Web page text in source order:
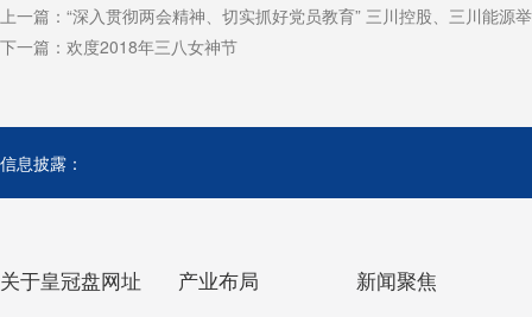
上一篇： “深入贯彻两会精神、切实抓好党员教育” 三川控股、三川能源
下一篇： 欢度2018年三八女神节
信息披露：
关于皇冠盘网址 产业布局 新闻聚焦